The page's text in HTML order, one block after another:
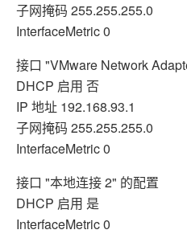
子网掩码 255.255.255.0
InterfaceMetric 0
接口 "VMware Network
DHCP 启用 否
IP 地址 192.168.93.1
子网掩码 255.255.255.0
InterfaceMetric 0
接口 "本地连接 2" 的配置
DHCP 启用 是
InterfaceMetric 0